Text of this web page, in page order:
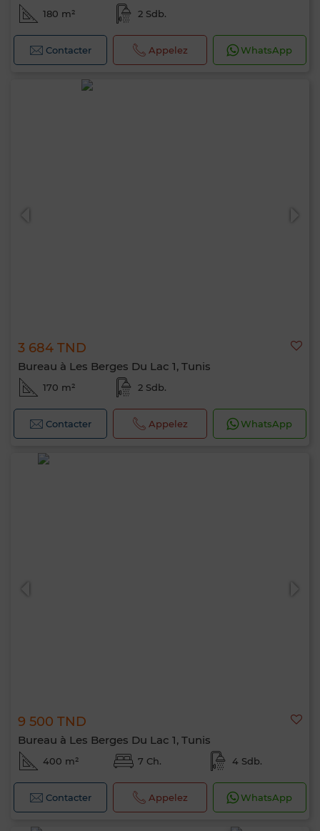
180 m² 2 Sdb.
Contacter Appelez WhatsApp
3 684 TND
Bureau à Les Berges Du Lac 1, Tunis
170 m² 2 Sdb.
Contacter Appelez WhatsApp
9 500 TND
Bureau à Les Berges Du Lac 1, Tunis
400 m² 7 Ch. 4 Sdb.
Contacter Appelez WhatsApp